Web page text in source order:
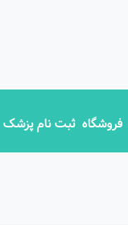
فروشگاه ثبت نام پزشک